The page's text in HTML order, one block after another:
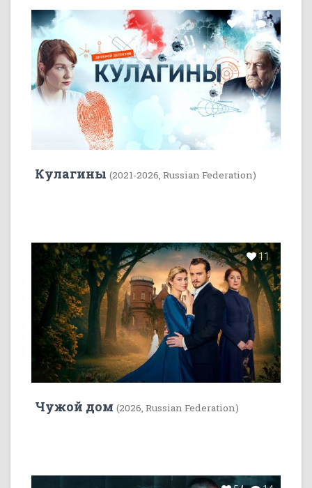
22 5
Кулагины (2021-2026, Russian Federation)
11
Чужой дом (2026, Russian Federation)